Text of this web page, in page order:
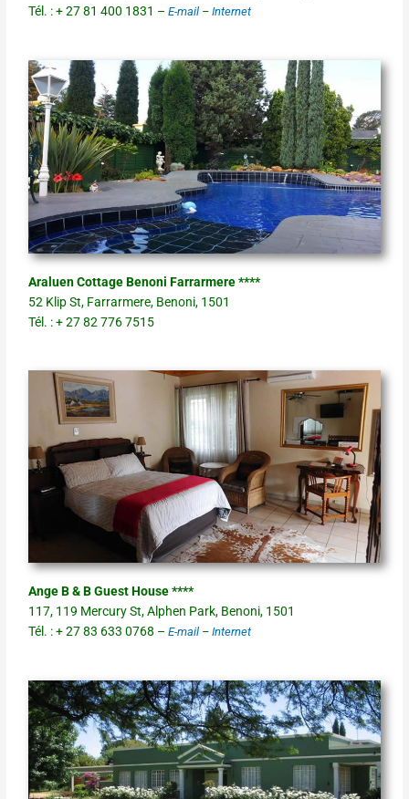
Tél. : + 27 81 400 1831 –E-mail –Internet
Araluen Cottage Benoni Farrarmere ****
52 Klip St, Farrarmere, Benoni, 1501
Tél. : + 27 82 776 7515
Ange B & B Guest House ****
117, 119 Mercury St, Alphen Park, Benoni, 1501
Tél. : + 27 83 633 0768 –E-mail –Internet